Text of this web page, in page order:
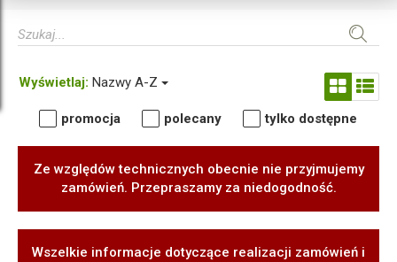
Wyświetlaj: Nazwy A-Z
promocja polecany tylko dostępne
Ze względów technicznych obecnie nie przyjmujemy
zamówień. Przepraszamy za niedogodność.
Wszelkie informacje dotyczące realizacji zamówień i